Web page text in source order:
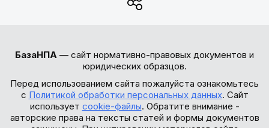
БазаНПА — сайт нормативно-правовых документов и
юридических образцов.
Перед использованием сайта пожалуйста ознакомьтесь
с Политикой обработки персональных данных. Сайт
использует cookie-файлы. Обратите внимание -
авторские права на тексты статей и формы документов